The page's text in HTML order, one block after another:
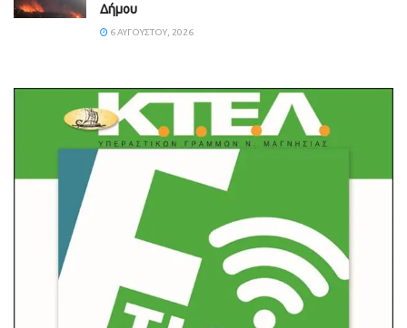
Δήμου
6 ΑΥΓΟΎΣΤΟΥ, 2026